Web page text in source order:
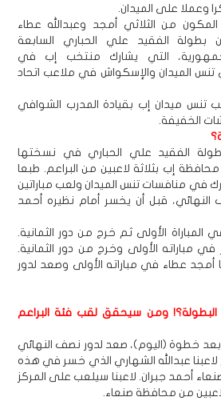
على الميدان.
من الثلاثي أمجد وعبدالله عطاء
بطولة الفقيد علي الحباري السابعة
التي يشارك منتخب إب في
تنس الميدان والإسكواش في ملاعب اتحاد
تنس ميدان إب بقيادة المدرب الشوافي
الخفيفة.
الفقيد علي الحباري في نسختها
إب بثلاثة لاعبين من البراعم. طبعا
في منافسات تنس الميدان ولعب مباراتين
قبل أن يخسر أمام نظيره أحمد
المباراة الأولى ثم خرج من دور الثمانية.
مباراته الأولى وخرج من دور الثمانية.
أمجد عطاء في مباراته الأولى وصعد لدور
ومن سيحقق لقب فئة البراعم
خطوة (اليوم)، صعد لدور نصف النهائي
لاعبنا عبدالله الشهاري الذي خسر في هذه
أحمد جبران. لاعبنا سيلعب على المركز
من محافظة صنعاء.